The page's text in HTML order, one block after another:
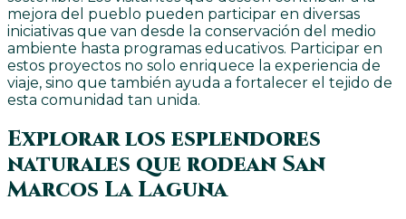
mejora del pueblo pueden participar en diversas
iniciativas que van desde la conservación del medio
ambiente hasta programas educativos. Participar en
estos proyectos no solo enriquece la experiencia de
viaje, sino que también ayuda a fortalecer el tejido de
esta comunidad tan unida.
Explorar los esplendores
naturales que rodean San
Marcos La Laguna